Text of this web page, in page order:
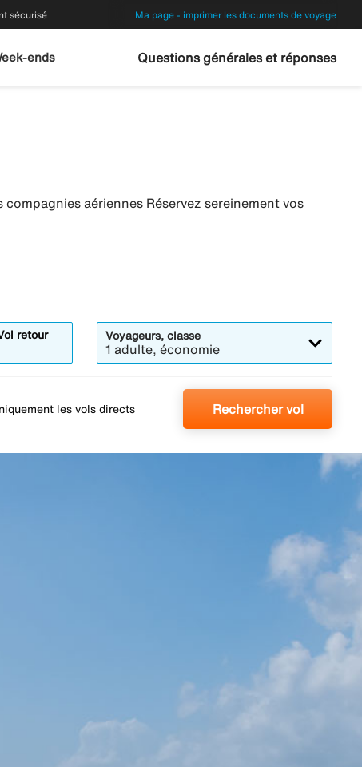
sécurisé Ma page - imprimer les documents de voyage
ends Questions générales et réponses
aériennes Réservez sereinement vos
retour Voyageurs, classe
1 adulte, économie
les vols directs Rechercher vol